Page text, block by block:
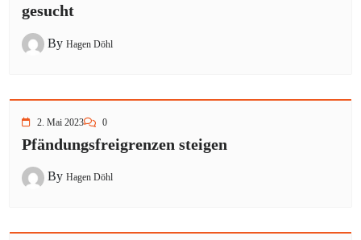
gesucht
By Hagen Döhl
2. Mai 2023 0
Pfändungsfreigrenzen steigen
By Hagen Döhl